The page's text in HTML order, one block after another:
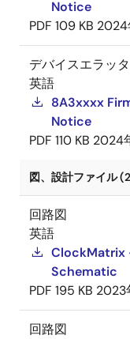
Notice
PDF 109 KB 2024
デバイスエラッタ
英語
8A3xxxx
Notice
PDF 110 KB 2024
図、設計ファイル
回路図
英語
ClockMatrix
Schematic
PDF 195 KB 2023
回路図